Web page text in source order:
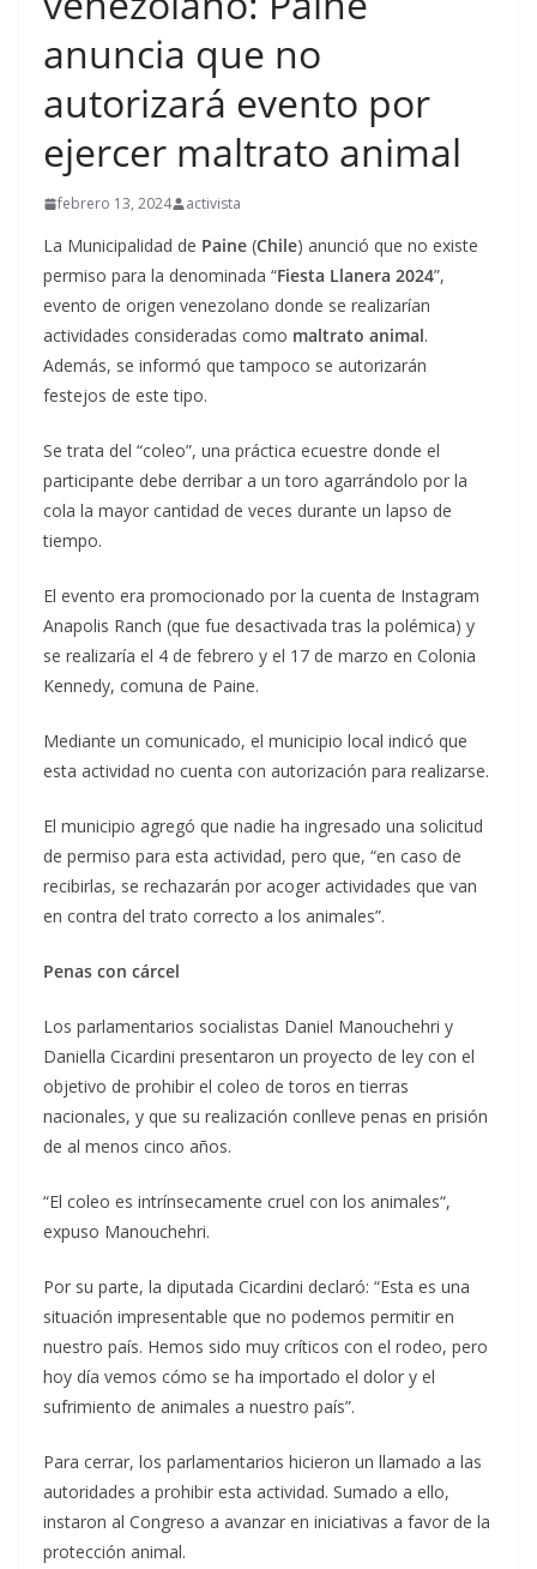
anuncia que no
autorizará evento por
ejercer maltrato animal
febrero 13, 2024 activista
La Municipalidad de Paine (Chile) anunció que no existe
permiso para la denominada “Fiesta Llanera 2024”,
evento de origen venezolano donde se realizarían
actividades consideradas como maltrato animal.
Además, se informó que tampoco se autorizarán
festejos de este tipo.
Se trata del “coleo”, una práctica ecuestre donde el
participante debe derribar a un toro agarrándolo por la
cola la mayor cantidad de veces durante un lapso de
tiempo.
El evento era promocionado por la cuenta de Instagram
Anapolis Ranch (que fue desactivada tras la polémica) y
se realizaría el 4 de febrero y el 17 de marzo en Colonia
Kennedy, comuna de Paine.
Mediante un comunicado, el municipio local indicó que
esta actividad no cuenta con autorización para realizarse.
El municipio agregó que nadie ha ingresado una solicitud
de permiso para esta actividad, pero que, “en caso de
recibirlas, se rechazarán por acoger actividades que van
en contra del trato correcto a los animales”.
Penas con cárcel
Los parlamentarios socialistas Daniel Manouchehri y
Daniella Cicardini presentaron un proyecto de ley con el
objetivo de prohibir el coleo de toros en tierras
nacionales, y que su realización conlleve penas en prisión
de al menos cinco años.
“El coleo es intrínsecamente cruel con los animales“,
expuso Manouchehri.
Por su parte, la diputada Cicardini declaró: “Esta es una
situación impresentable que no podemos permitir en
nuestro país. Hemos sido muy críticos con el rodeo, pero
hoy día vemos cómo se ha importado el dolor y el
sufrimiento de animales a nuestro país”.
Para cerrar, los parlamentarios hicieron un llamado a las
autoridades a prohibir esta actividad. Sumado a ello,
instaron al Congreso a avanzar en iniciativas a favor de la
protección animal.